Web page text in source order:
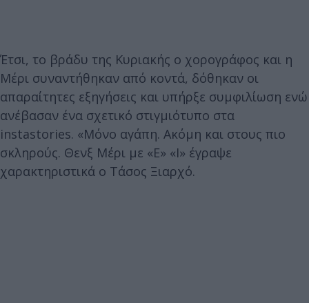
Έτσι, το βράδυ της Κυριακής ο χορογράφος και η
Μέρι συναντήθηκαν από κοντά, δόθηκαν οι
απαραίτητες εξηγήσεις και υπήρξε συμφιλίωση ενώ
ανέβασαν ένα σχετικό στιγμιότυπο στα
instastories. «Μόνο αγάπη. Ακόμη και στους πιο
σκληρούς. Θενξ Μέρι με «Ε» «Ι» έγραψε
χαρακτηριστικά ο Τάσος Ξιαρχό.